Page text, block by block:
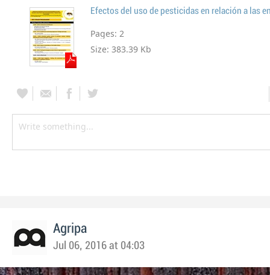
Pages: 2
Size: 383.39 Kb
Agripa
Jul 06, 2016 at 04:03